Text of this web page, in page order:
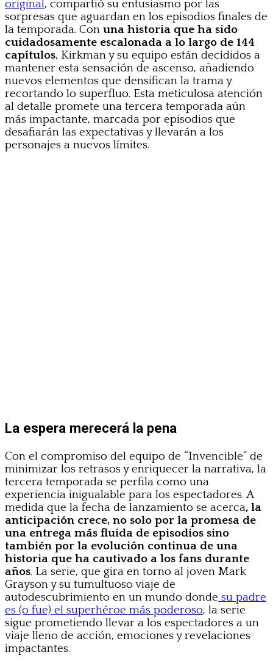
original, compartió su entusiasmo por las
sorpresas que aguardan en los episodios finales de
la temporada. Con una historia que ha sido
cuidadosamente escalonada a lo largo de 144
capítulos, Kirkman y su equipo están decididos a
mantener esta sensación de ascenso, añadiendo
nuevos elementos que densifican la trama y
recortando lo superfluo. Esta meticulosa atención
al detalle promete una tercera temporada aún
más impactante, marcada por episodios que
desafiarán las expectativas y llevarán a los
personajes a nuevos límites.
La espera merecerá la pena
Con el compromiso del equipo de “Invencible” de
minimizar los retrasos y enriquecer la narrativa, la
tercera temporada se perfila como una
experiencia inigualable para los espectadores. A
medida que la fecha de lanzamiento se acerca, la
anticipación crece, no solo por la promesa de
una entrega más fluida de episodios sino
también por la evolución continua de una
historia que ha cautivado a los fans durante
años. La serie, que gira en torno al joven Mark
Grayson y su tumultuoso viaje de
autodescubrimiento en un mundo donde su padre
es (o fue) el superhéroe más poderoso, la serie
sigue prometiendo llevar a los espectadores a un
viaje lleno de acción, emociones y revelaciones
impactantes.